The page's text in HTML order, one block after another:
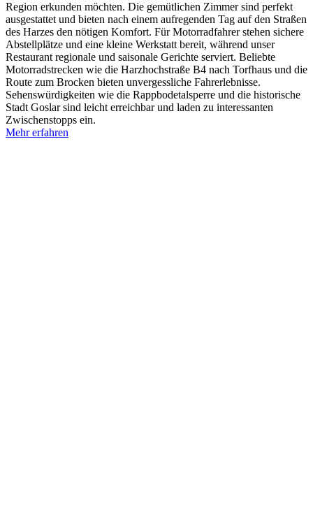
Region erkunden möchten. Die gemütlichen Zimmer sind perfekt
ausgestattet und bieten nach einem aufregenden Tag auf den Straßen
des Harzes den nötigen Komfort. Für Motorradfahrer stehen sichere
Abstellplätze und eine kleine Werkstatt bereit, während unser
Restaurant regionale und saisonale Gerichte serviert. Beliebte
Motorradstrecken wie die Harzhochstraße B4 nach Torfhaus und die
Route zum Brocken bieten unvergessliche Fahrerlebnisse.
Sehenswürdigkeiten wie die Rappbodetalsperre und die historische
Stadt Goslar sind leicht erreichbar und laden zu interessanten
Zwischenstopps ein.
Mehr erfahren